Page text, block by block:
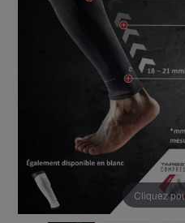
Cliquez